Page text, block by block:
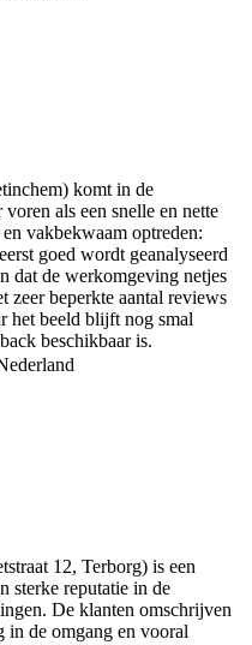
komt in de
als een snelle en nette
vakbekwaam optreden:
goed wordt geanalyseerd
dat de werkomgeving netjes
zeer beperkte aantal reviews
het beeld blijft nog smal
beschikbaar is.
12, Terborg) is een
sterke reputatie in de
De klanten omschrijven
in de omgang en vooral